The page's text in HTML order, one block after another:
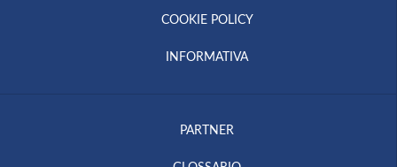
COOKIE POLICY
INFORMATIVA
PARTNER